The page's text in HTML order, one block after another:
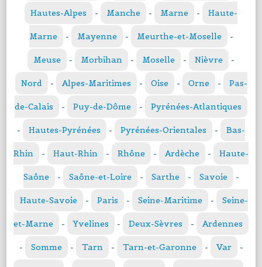
Hautes-Alpes - Manche - Marne - Haute-
Marne - Mayenne - Meurthe-et-Moselle -
Meuse - Morbihan - Moselle - Nièvre -
Nord - Alpes-Maritimes - Oise - Orne - Pas-
de-Calais - Puy-de-Dôme - Pyrénées-Atlantiques
- Hautes-Pyrénées - Pyrénées-Orientales - Bas-
Rhin - Haut-Rhin - Rhône - Ardèche - Haute-
Saône - Saône-et-Loire - Sarthe - Savoie -
Haute-Savoie - Paris - Seine-Maritime - Seine-
et-Marne - Yvelines - Deux-Sèvres - Ardennes
- Somme - Tarn - Tarn-et-Garonne - Var -